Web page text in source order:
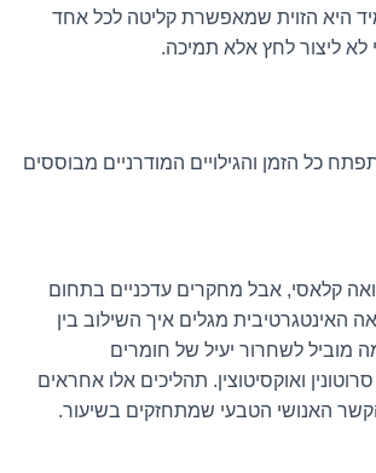
היא הזוית שמאפשרת קליטה לכל אחד
לא ליצור לחץ אלא תמיכה.
כל הזמן והגילויים המודרניים מבוססים
קלאסי, אבל מחקרים עדכניים בתחום
האינטגרטיבית מגלים איך השילוב בין
מוביל לשחרור יעיל של חומרים
סרוטונין ואוקסיטוצין. תהליכים אלו אחראים
האנושי הטבעי שמתחזקים בשיעור.